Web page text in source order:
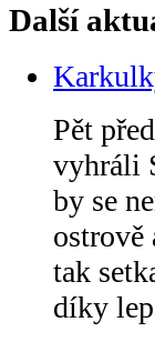
Další
Pět
vyhráli
by se
ostrově
tak
díky